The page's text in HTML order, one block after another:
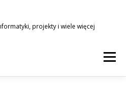
projekty i wiele więcej
Menu